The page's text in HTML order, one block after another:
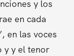
y los
en cada
en las voces
y y el tenor